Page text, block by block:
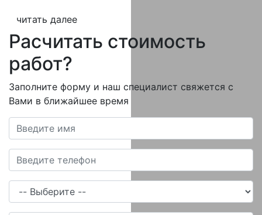
читать далее
Расчитать стоимость
работ?
Заполните форму и наш специалист свяжется с
Вами в ближайшее время